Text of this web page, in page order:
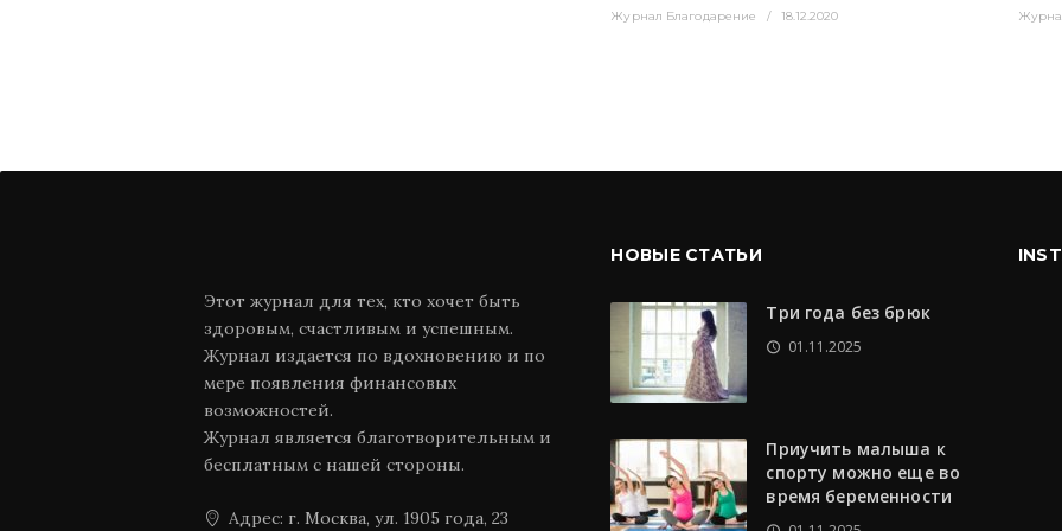
Журнал Благодарение 18.12.2020
Этот журнал для тех, кто хочет быть
здоровым, счастливым и успешным.
Журнал издается по вдохновению и по
мере появления финансовых
возможностей.
Журнал является благотворительным и
бесплатным с нашей стороны.
Адрес: г. Москва, ул. 1905 года, 23
НОВЫЕ СТАТЬИ
Три года без брюк
01.11.2025
Приучить малыша к
спорту можно еще во
время беременности